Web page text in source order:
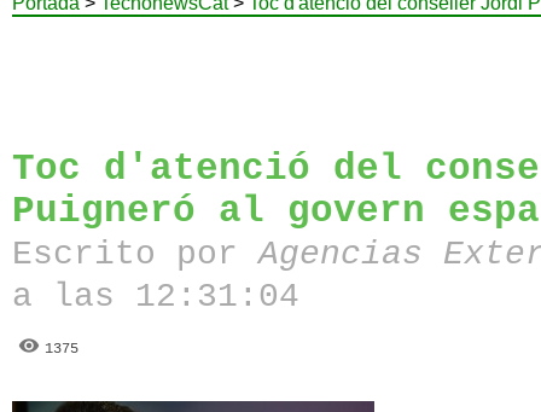
Toc d'atenció del
Puigneró al govern
Escrito porAgencias
a las 12:31:04
1375